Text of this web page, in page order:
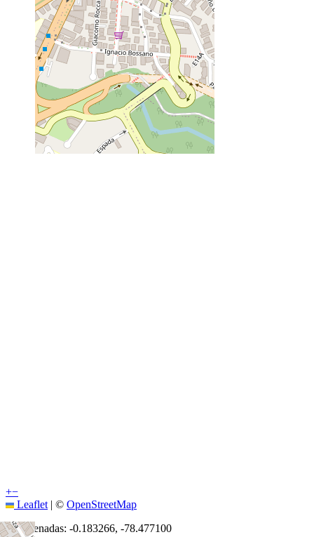
+−
Leaflet | © OpenStreetMap
Coordenadas: -0.183266, -78.477100